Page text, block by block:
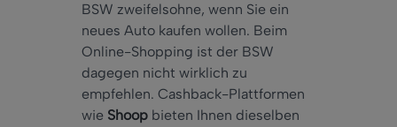
BSW zweifelsohne, wenn Sie ein
neues Auto kaufen wollen. Beim
Online-Shopping ist der BSW
dagegen nicht wirklich zu
empfehlen. Cashback-Plattformen
wie Shoop bieten Ihnen dieselben